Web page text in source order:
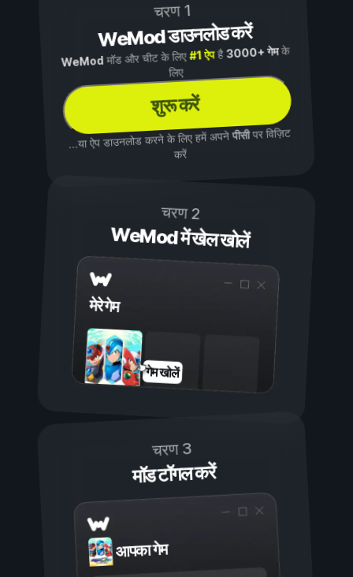
चरण 1
WeMod डाउनलोड करें
WeMod मॉड और चीट के लिए#1 ऐपहै3000+ गेमके
लिए
शुरू करें
...या ऐप डाउनलोड करने के लिए हमें अपनेपीसीपर विज़िट
करें
चरण 2
WeMod में खेल खोलें
मेरे गेम
गेम खोलें
चरण 3
मॉड टॉगल करें
आपका गेम